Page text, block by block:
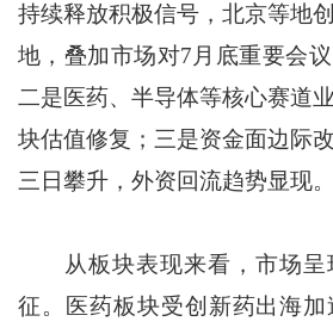
持续释放积极信号，北京等地
地，叠加市场对7月底重要会
二是医药、半导体等核心赛道
块估值修复；三是资金面边际
三日攀升，外资回流趋势显现。
从板块表现来看，市场呈
征。医药板块受创新药出海